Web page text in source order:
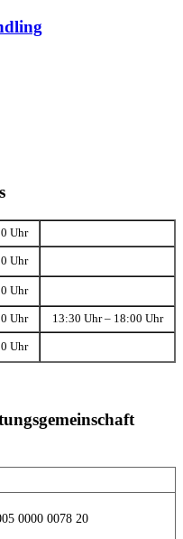
Uhr
Uhr
Uhr
Uhr 13:30 Uhr – 18:00 Uhr
Uhr
0000 0078 20